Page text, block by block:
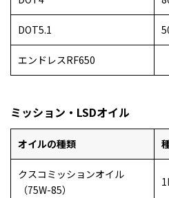
DOT5.1
エンドレスRF650
ミッション・LSDオイル
オイルの種類
クスコミッションオイル
（75W-85）